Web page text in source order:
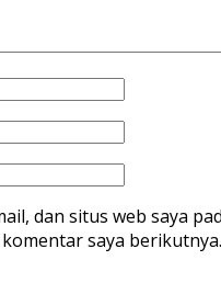
dan situs web saya
saya berikutnya.